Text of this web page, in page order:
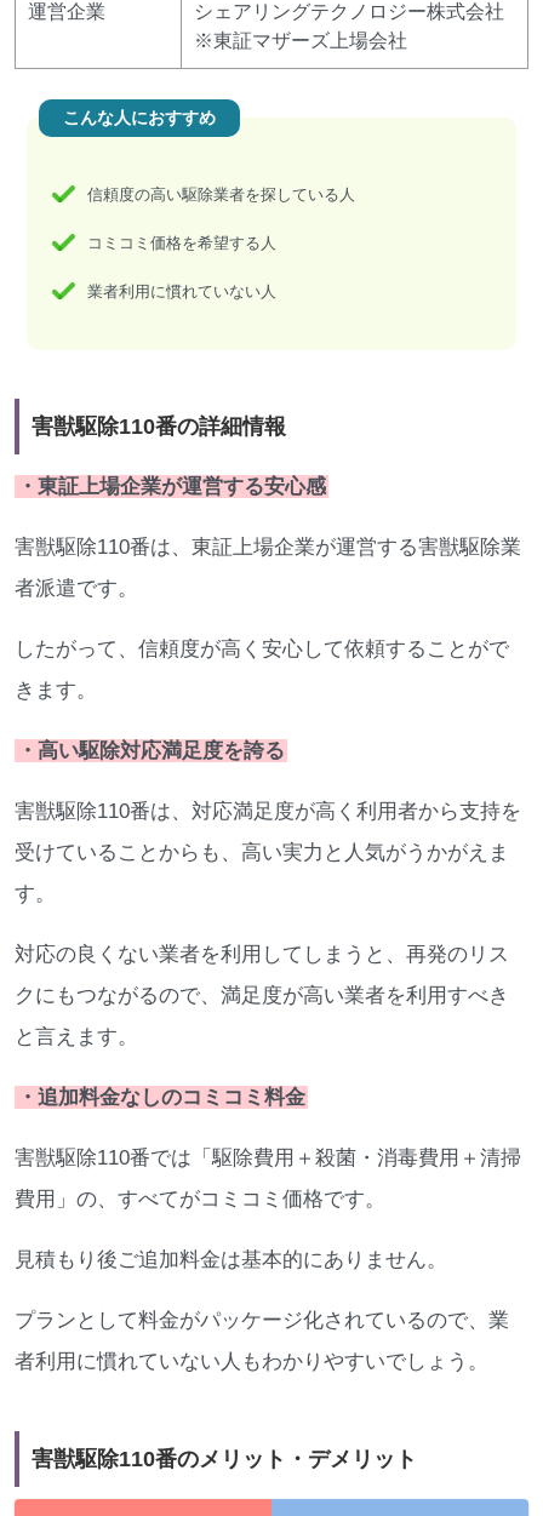
運営企業
シェアリングテクノロジー株式会社
※東証マザーズ上場会社
こんな人におすすめ
信頼度の高い駆除業者を探している人
コミコミ価格を希望する人
業者利用に慣れていない人
害獣駆除110番の詳細情報
・東証上場企業が運営する安心感
害獣駆除110番は、東証上場企業が運営する害獣駆除業
者派遣です。
したがって、信頼度が高く安心して依頼することがで
きます。
・高い駆除対応満足度を誇る
害獣駆除110番は、対応満足度が高く利用者から支持を
受けていることからも、高い実力と人気がうかがえま
す。
対応の良くない業者を利用してしまうと、再発のリス
クにもつながるので、満足度が高い業者を利用すべき
と言えます。
・追加料金なしのコミコミ料金
害獣駆除110番では「駆除費用＋殺菌・消毒費用＋清掃
費用」の、すべてがコミコミ価格です。
見積もり後ご追加料金は基本的にありません。
プランとして料金がパッケージ化されているので、業
者利用に慣れていない人もわかりやすいでしょう。
害獣駆除110番のメリット・デメリット